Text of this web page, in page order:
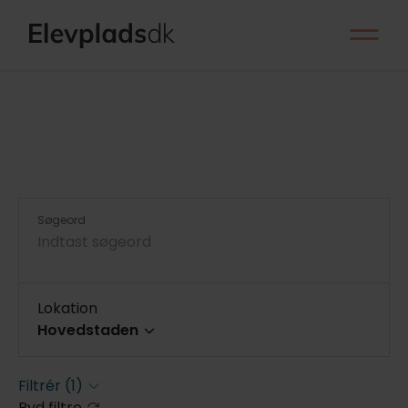
Søgeord
Lokation
Hovedstaden
Hele landet
Filtrér (1)